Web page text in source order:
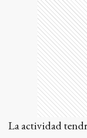
La actividad